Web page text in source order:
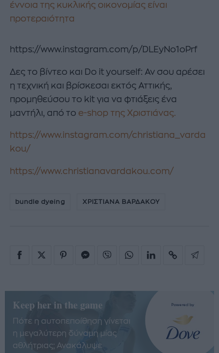
έννοια της κυκλικής οικονομίας είναι
προτεραιότητα
https://www.instagram.com/p/DLEyNo1oPrf
Δες το βίντεο και Do it yourself: Αν σου αρέσει
η τεχνική και βρίσκεσαι εκτός Αττικής,
προμηθεύσου το kit για να φτιάξεις ένα
μαντήλι, από το e-shop της Χριστιάνας.
https://www.instagram.com/christiana_varda
kou/
https://www.christianavardakou.com/
bundle dyeing ΧΡΙΣΤΙΑΝΑ ΒΑΡΔΑΚΟΥ
Keep her in the game
Πότε η αυτοπεποίθηση γίνεται
η μεγαλύτερη δύναμη μίας
αθλήτριας; Ανακάλυψε